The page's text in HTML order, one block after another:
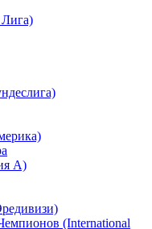
А)
(International